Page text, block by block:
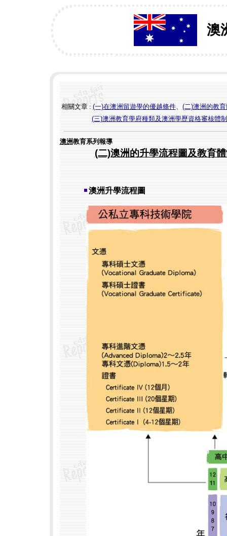
澳
相關文章 : (一)在澳洲留遊學的優越條件、 (二)澳洲的教
(三)澳洲教育學府種類及澳洲學歷資格審核體制
澳洲教育系列報導
(二)澳洲的升學流程圖及教育
澳洲升學流程圖